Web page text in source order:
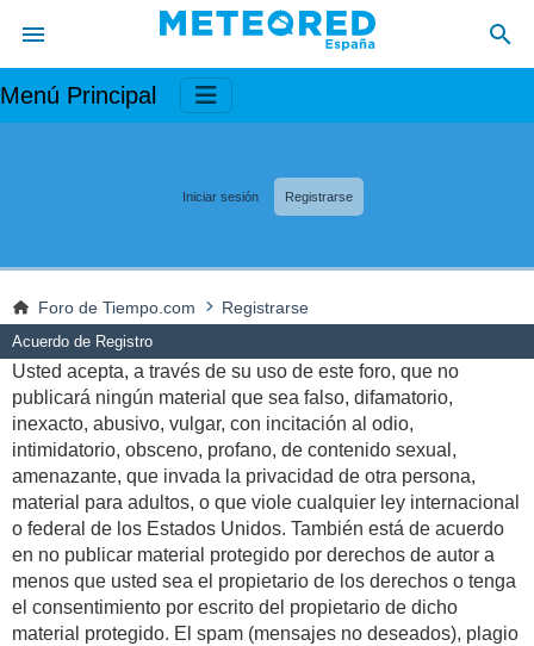
Menú Principal
Iniciar sesión Registrarse
Foro de Tiempo.com Registrarse
Acuerdo de Registro
Usted acepta, a través de su uso de este foro, que no
publicará ningún material que sea falso, difamatorio,
inexacto, abusivo, vulgar, con incitación al odio,
intimidatorio, obsceno, profano, de contenido sexual,
amenazante, que invada la privacidad de otra persona,
material para adultos, o que viole cualquier ley internacional
o federal de los Estados Unidos. También está de acuerdo
en no publicar material protegido por derechos de autor a
menos que usted sea el propietario de los derechos o tenga
el consentimiento por escrito del propietario de dicho
material protegido. El spam (mensajes no deseados), plagio